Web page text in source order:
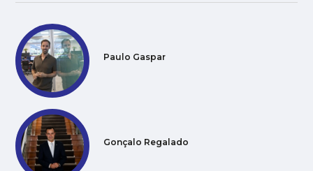
Paulo Gaspar
Gonçalo Regalado